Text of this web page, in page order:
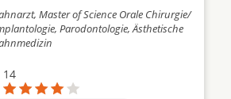
Master of Science Orale Chirurgie/
Parodontologie, Ästhetische
14